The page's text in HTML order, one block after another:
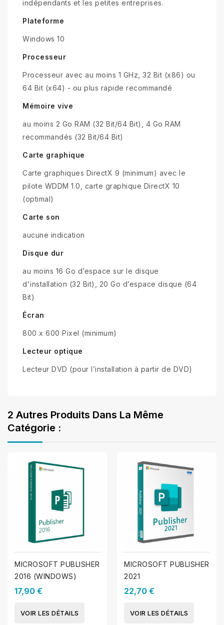
indépendants et les petites entreprises.
Plateforme
Windows 10
Processeur
Processeur avec au moins 1 GHz, 32 Bit (x86) ou
64 Bit (x64) - ou plus rapide recommandé
Mémoire vive
au moins 2 Go RAM (32 Bit/64 Bit), 4 Go RAM
recommandés (32 Bit/64 Bit)
Carte graphique
Carte graphiques DirectX 9 (minimum) avec le
pilote WDDM 1.0, carte graphique DirectX 10
(optimal)
Carte son
aucune indication
Disque dur
au moins 16 Go d’espace sur le disque
d'installation (32 Bit), 20 Go d’espace disque (64
Bit)
Écran
800 x 600 Pixel (minimum)
Lecteur optique
Lecteur DVD (pour l’installation à partir de DVD)
2 Autres Produits Dans La Même
Catégorie :
MICROSOFT PUBLISHER
2016 (WINDOWS)
17,90 €
VOIR LES DÉTAILS
MICROSOFT PUBLISHER
2021
22,70 €
VOIR LES DÉTAILS